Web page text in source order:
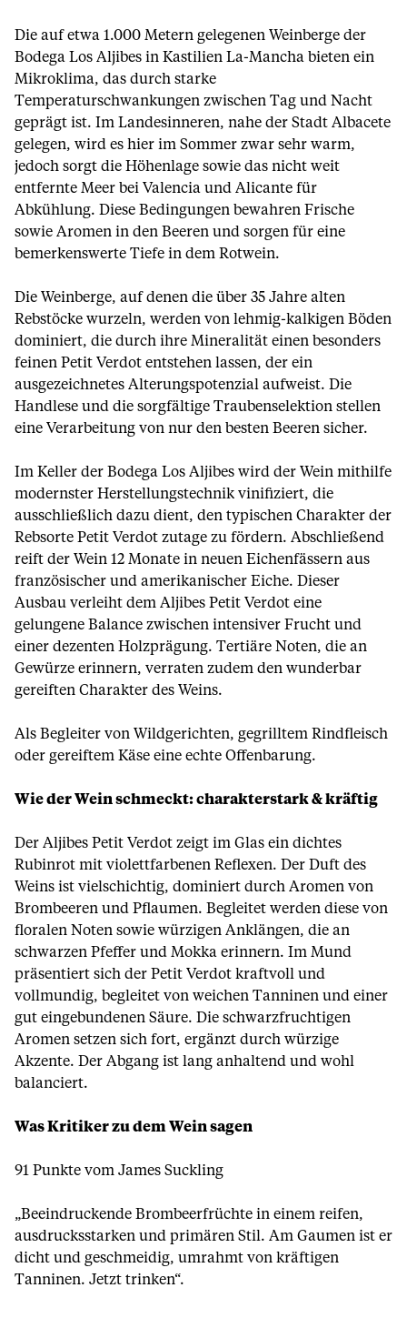
Die auf etwa 1.000 Metern gelegenen Weinberge der
Bodega Los Aljibes in Kastilien La-Mancha bieten ein
Mikroklima, das durch starke
Temperaturschwankungen zwischen Tag und Nacht
geprägt ist. Im Landesinneren, nahe der Stadt Albacete
gelegen, wird es hier im Sommer zwar sehr warm,
jedoch sorgt die Höhenlage sowie das nicht weit
entfernte Meer bei Valencia und Alicante für
Abkühlung. Diese Bedingungen bewahren Frische
sowie Aromen in den Beeren und sorgen für eine
bemerkenswerte Tiefe in dem Rotwein.
Die Weinberge, auf denen die über 35 Jahre alten
Rebstöcke wurzeln, werden von lehmig-kalkigen Böden
dominiert, die durch ihre Mineralität einen besonders
feinen Petit Verdot entstehen lassen, der ein
ausgezeichnetes Alterungspotenzial aufweist. Die
Handlese und die sorgfältige Traubenselektion stellen
eine Verarbeitung von nur den besten Beeren sicher.
Im Keller der Bodega Los Aljibes wird der Wein mithilfe
modernster Herstellungstechnik vinifiziert, die
ausschließlich dazu dient, den typischen Charakter der
Rebsorte Petit Verdot zutage zu fördern. Abschließend
reift der Wein 12 Monate in neuen Eichenfässern aus
französischer und amerikanischer Eiche. Dieser
Ausbau verleiht dem Aljibes Petit Verdot eine
gelungene Balance zwischen intensiver Frucht und
einer dezenten Holzprägung. Tertiäre Noten, die an
Gewürze erinnern, verraten zudem den wunderbar
gereiften Charakter des Weins.
Als Begleiter von Wildgerichten, gegrilltem Rindfleisch
oder gereiftem Käse eine echte Offenbarung.
Wie der Wein schmeckt: charakterstark & kräftig
Der Aljibes Petit Verdot zeigt im Glas ein dichtes
Rubinrot mit violettfarbenen Reflexen. Der Duft des
Weins ist vielschichtig, dominiert durch Aromen von
Brombeeren und Pflaumen. Begleitet werden diese von
floralen Noten sowie würzigen Anklängen, die an
schwarzen Pfeffer und Mokka erinnern. Im Mund
präsentiert sich der Petit Verdot kraftvoll und
vollmundig, begleitet von weichen Tanninen und einer
gut eingebundenen Säure. Die schwarzfruchtigen
Aromen setzen sich fort, ergänzt durch würzige
Akzente. Der Abgang ist lang anhaltend und wohl
balanciert.
Was Kritiker zu dem Wein sagen
91 Punkte vom James Suckling
„Beeindruckende Brombeerfrüchte in einem reifen,
ausdrucksstarken und primären Stil. Am Gaumen ist er
dicht und geschmeidig, umrahmt von kräftigen
Tanninen. Jetzt trinken“.